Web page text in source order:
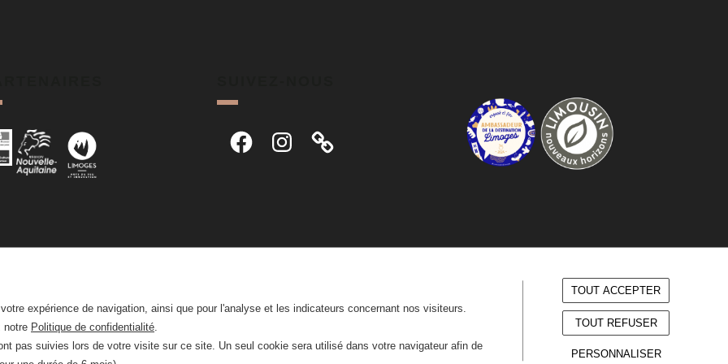
FacebookInstagram
expérience de navigation, ainsi que pour l'analyse et les indicateurs concernant nos visiteurs.
notre Politique de confidentialité.
pas suivies lors de votre visite sur ce site. Un seul cookie sera utilisé dans votre navigateur afin de
TOUT ACCEPTER
TOUT REFUSER
PERSONNALISER